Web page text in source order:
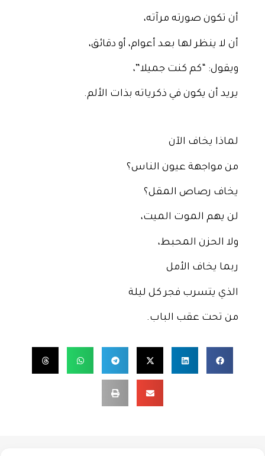
أن تكون صورته مرآته،
أن لا ينظر لها بعد أعوام، أو دقائق،
ويقول: “كم كنت جميلا”،
يريد أن يكون في ذكرياته بذات الألم.
لماذا يخاف الآن
من مواجهة عيون الناس؟
يخاف رصاص المقل؟
لن يهم الموت الميت،
ولا الحزن المحبط،
ربما يخاف الأمل
الذي يتسرب فجر كل ليلة
من تحت عقب الباب.